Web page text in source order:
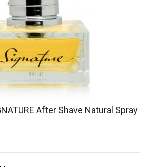
After Shave Natural Spray